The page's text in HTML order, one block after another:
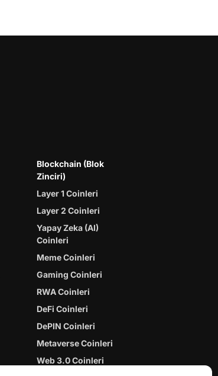
Blockchain (Blok
Zinciri)
Layer 1 Coinleri
Layer 2 Coinleri
Yapay Zeka (AI)
Coinleri
Meme Coinleri
Gaming Coinleri
RWA Coinleri
DeFi Coinleri
DePIN Coinleri
Metaverse Coinleri
Web 3.0 Coinleri